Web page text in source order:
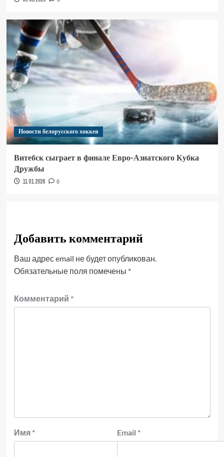
Новости белорусского хоккея
Витебск сыграет в финале Евро-Азиатского Кубка
Дружбы
11.01.2026 0
Добавить комментарий
Ваш адрес email не будет опубликован.
Обязательные поля помечены *
Комментарий *
Имя * Email *